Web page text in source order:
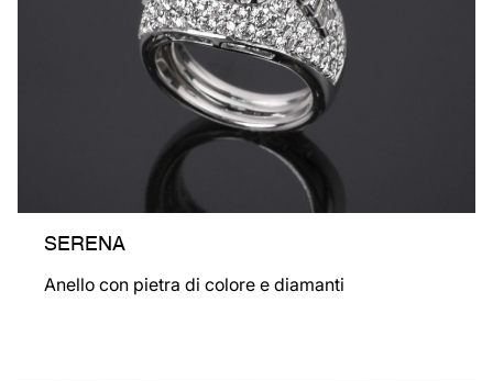
SERENA
Anello con pietra di colore e diamanti